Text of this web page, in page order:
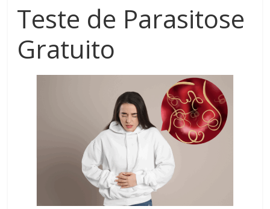
Teste de Parasitose
Gratuito